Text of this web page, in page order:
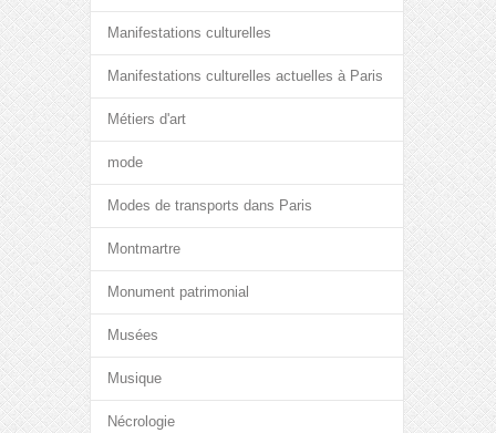
Manifestations culturelles
Manifestations culturelles actuelles à Paris
Métiers d'art
mode
Modes de transports dans Paris
Montmartre
Monument patrimonial
Musées
Musique
Nécrologie